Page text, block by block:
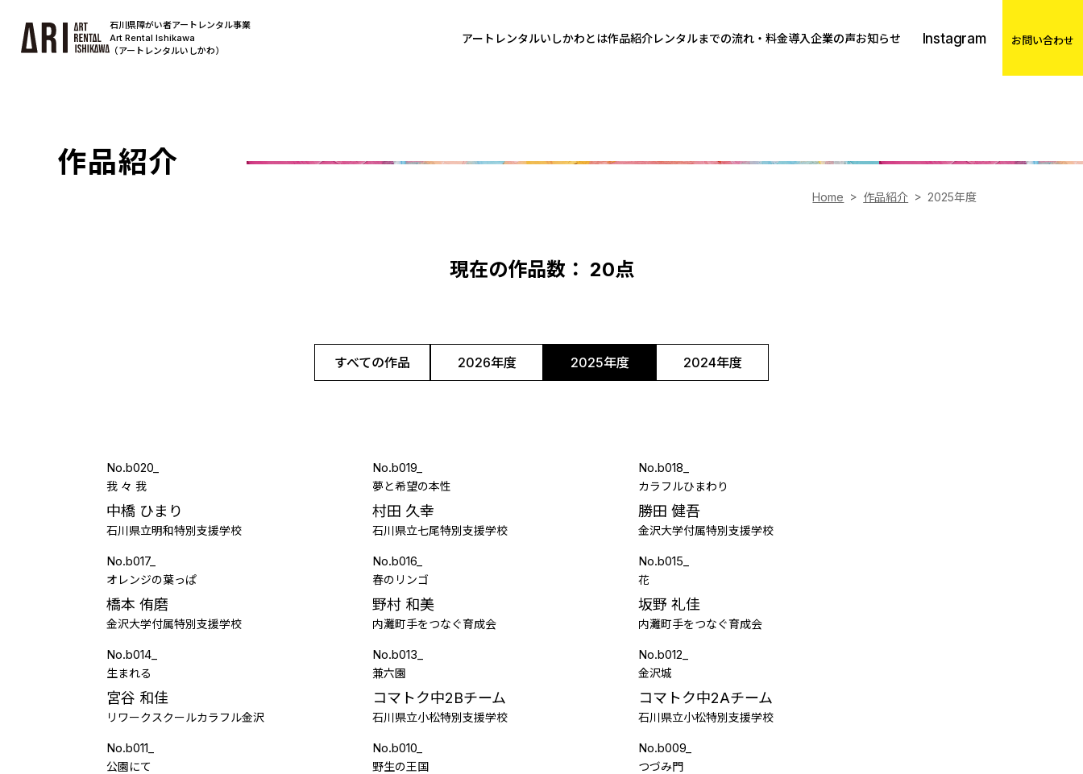
石川県障がい者アートレンタル事業
Art Rental Ishikawa
（アートレンタルいしかわ）
アートレンタルいしかわとは作品紹介レンタルまでの流れ・料金導入企業の声お知らせ Instagram お問い合わせ
作品紹介
Home 作品紹介 2025年度
現在の作品数： 20点
すべての作品 2026年度 2025年度 2024年度
No.b020_
我 々 我
中橋 ひまり
石川県立明和特別支援学校
No.b019_
夢と希望の本性
村田 久幸
石川県立七尾特別支援学校
No.b018_
カラフルひまわり
勝田 健吾
金沢大学付属特別支援学校
No.b017_
オレンジの葉っぱ
橋本 侑磨
金沢大学付属特別支援学校
No.b016_
春のリンゴ
野村 和美
内灘町手をつなぐ育成会
No.b015_
花
坂野 礼佳
内灘町手をつなぐ育成会
No.b014_
生まれる
宮谷 和佳
リワークスクールカラフル金沢
No.b013_
兼六園
コマトク中2Bチーム
石川県立小松特別支援学校
No.b012_
金沢城
コマトク中2Aチーム
石川県立小松特別支援学校
No.b011_
公園にて
No.b010_
野生の王国
No.b009_
つづみ門